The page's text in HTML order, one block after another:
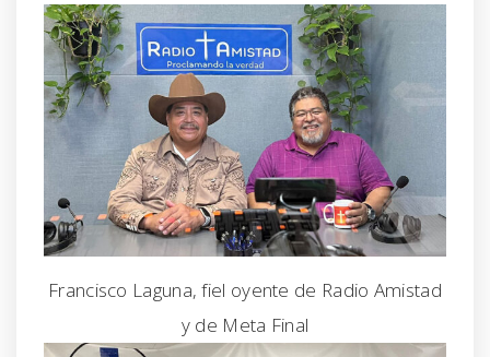
Francisco Laguna, fiel oyente de Radio Amistad
y de Meta Final